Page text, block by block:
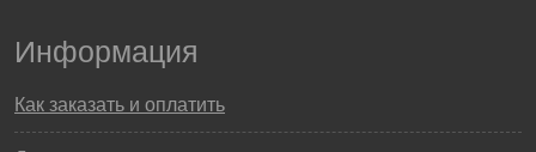
Информация
Как заказать и оплатить